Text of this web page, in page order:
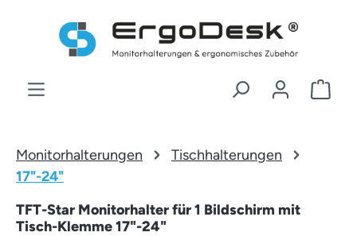
Zum Hauptinhalt springen
Monitorhalterungen
Tischhalterungen
17"-24"
TFT-Star Monitorhalter für 1 Bildschirm mit
Tisch-Klemme 17"-24"